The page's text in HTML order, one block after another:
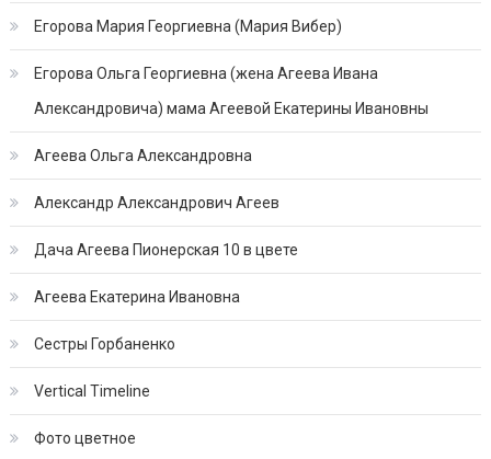
Егорова Мария Георгиевна (Мария Вибер)
Егорова Ольга Георгиевна (жена Агеева Ивана
Александровича) мама Агеевой Екатерины Ивановны
Агеева Ольга Александровна
Александр Александрович Агеев
Дача Агеева Пионерская 10 в цвете
Агеева Екатерина Ивановна
Сестры Горбаненко
Vertical Timeline
Фото цветное